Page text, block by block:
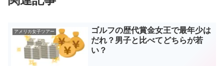
アメリカ女子ツアー
ゴルフの歴代賞金女王で最年少は
だれ？男子と比べてどちらが若
い？